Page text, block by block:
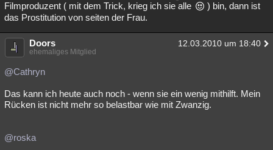
Filmproduzent ( mit dem Trick, krieg ich sie alle
) bin, dann ist
das Prostitution von seiten der Frau.
Doors 12.03.2010 um 18:40
ehemaliges Mitglied
@Cathryn
Das kann ich heute auch noch - wenn sie ein wenig mithilft. Mein
Rücken ist nicht mehr so belastbar wie mit Zwanzig.
@roska